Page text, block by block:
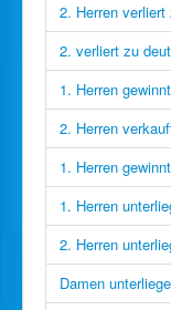
2. Herren
2. verliert zu
1. Herren
2. Herren
1. Herren
1. Herren
2. Herren
Damen